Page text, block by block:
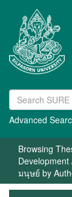
Advanced
Browsing
มนุษย์ by